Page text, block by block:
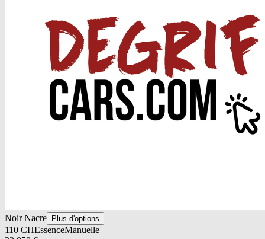
Noir Nacre Plus d'options
110 CHEssenceManuelle